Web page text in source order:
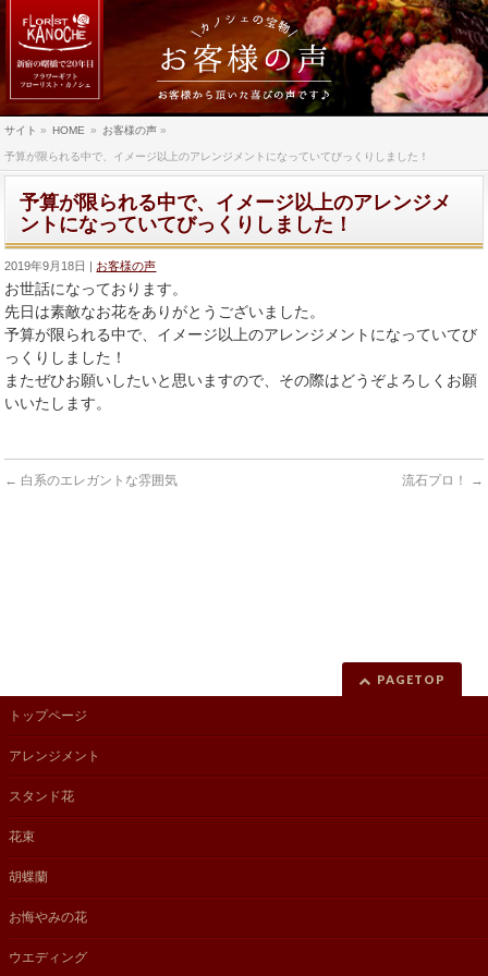
サイト » HOME » お客様の声 »
予算が限られる中で、イメージ以上のアレンジメントになっていてびっくりしました！
予算が限られる中で、イメージ以上のアレンジメ
ントになっていてびっくりしました！
2019年9月18日 お客様の声
お世話になっております。
先日は素敵なお花をありがとうございました。
予算が限られる中で、 イメージ以上のアレンジメントになっていてび
っくりしました！
またぜひお願いしたいと思いますので、 その際はどうぞよろしくお願
いいたします。
← 白系のエレガントな雰囲気 流石プロ！ →
PAGETOP
トップページ
アレンジメント
スタンド花
花束
胡蝶蘭
お悔やみの花
ウエディング